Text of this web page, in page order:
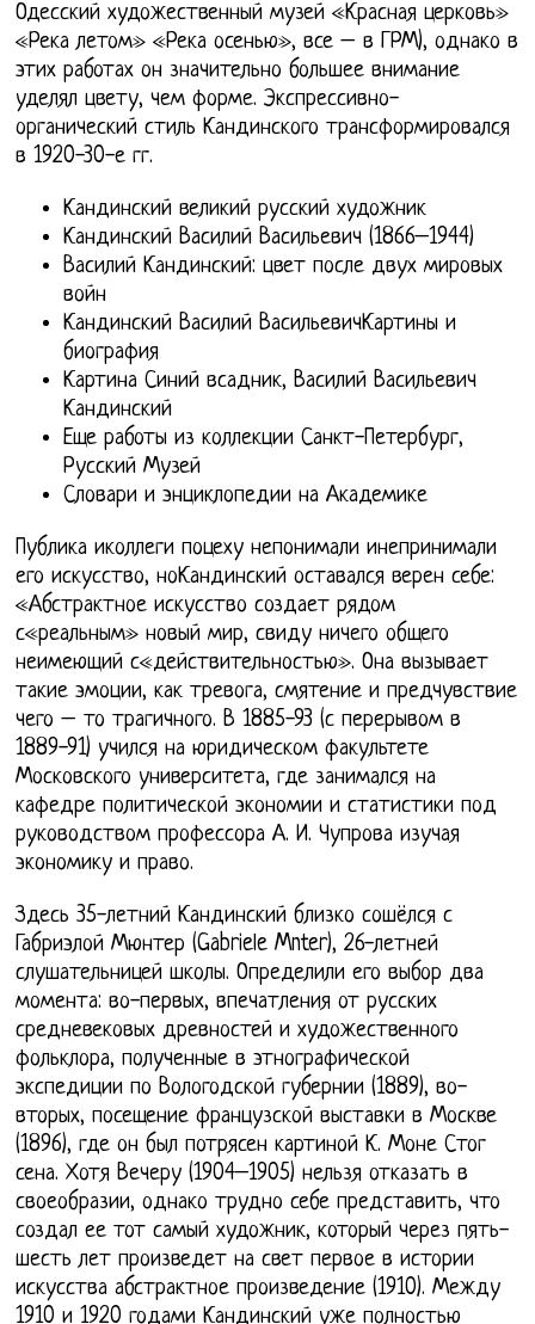
Одесский художественный музей «Красная церковь»
«Река летом» «Река осенью», все – в ГРМ), однако в
этих работах он значительно большее внимание
уделял цвету, чем форме. Экспрессивно-
органический стиль Кандинского трансформировался
в 1920-30-е гг.
Кандинский великий русский художник
Кандинский Василий Васильевич (1866–1944)
Василий Кандинский: цвет после двух мировых
войн
Кандинский Василий ВасильевичКартины и
биография
Картина Синий всадник, Василий Васильевич
Кандинский
Еще работы из коллекции Санкт-Петербург,
Русский Музей
Словари и энциклопедии на Академике
Публика иколлеги поцеху непонимали инепринимали
его искусство, ноКандинский оставался верен себе:
«Абстрактное искусство создает рядом
с«реальным» новый мир, свиду ничего общего
неимеющий с«действительностью». Она вызывает
такие эмоции, как тревога, смятение и предчувствие
чего – то трагичного. В 1885-93 (с перерывом в
1889-91) учился на юридическом факультете
Московского университета, где занимался на
кафедре политической экономии и статистики под
руководством профессора А. И. Чупрова изучая
экономику и право.
Здесь 35-летний Кандинский близко сошёлся с
Габриэлой Мюнтер (Gabriele Mnter), 26-летней
слушательницей школы. Определили его выбор два
момента: во-первых, впечатления от русских
средневековых древностей и художественного
фольклора, полученные в этнографической
экспедиции по Вологодской губернии (1889), во-
вторых, посещение французской выставки в Москве
(1896), где он был потрясен картиной К. Моне Стог
сена. Хотя Вечеру (1904–1905) нельзя отказать в
своеобразии, однако трудно себе представить, что
создал ее тот самый художник, который через пять-
шесть лет произведет на свет первое в истории
искусства абстрактное произведение (1910). Между
1910 и 1920 годами Кандинский уже полностью